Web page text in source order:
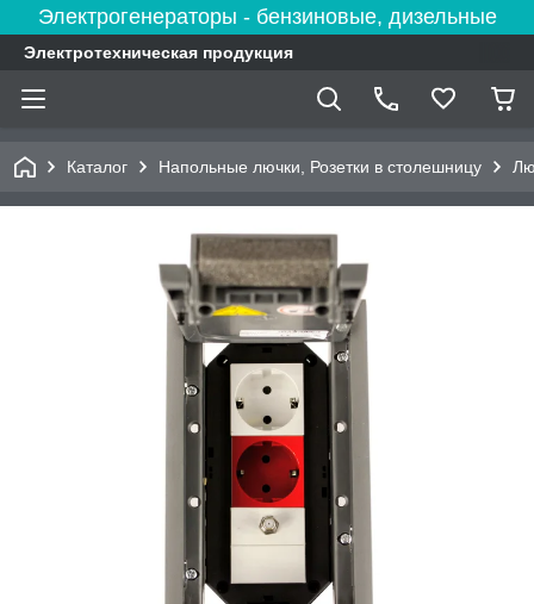
Электрогенераторы - бензиновые, дизельные
Электротехническая продукция
Каталог Напольные лючки, Розетки в столешницу